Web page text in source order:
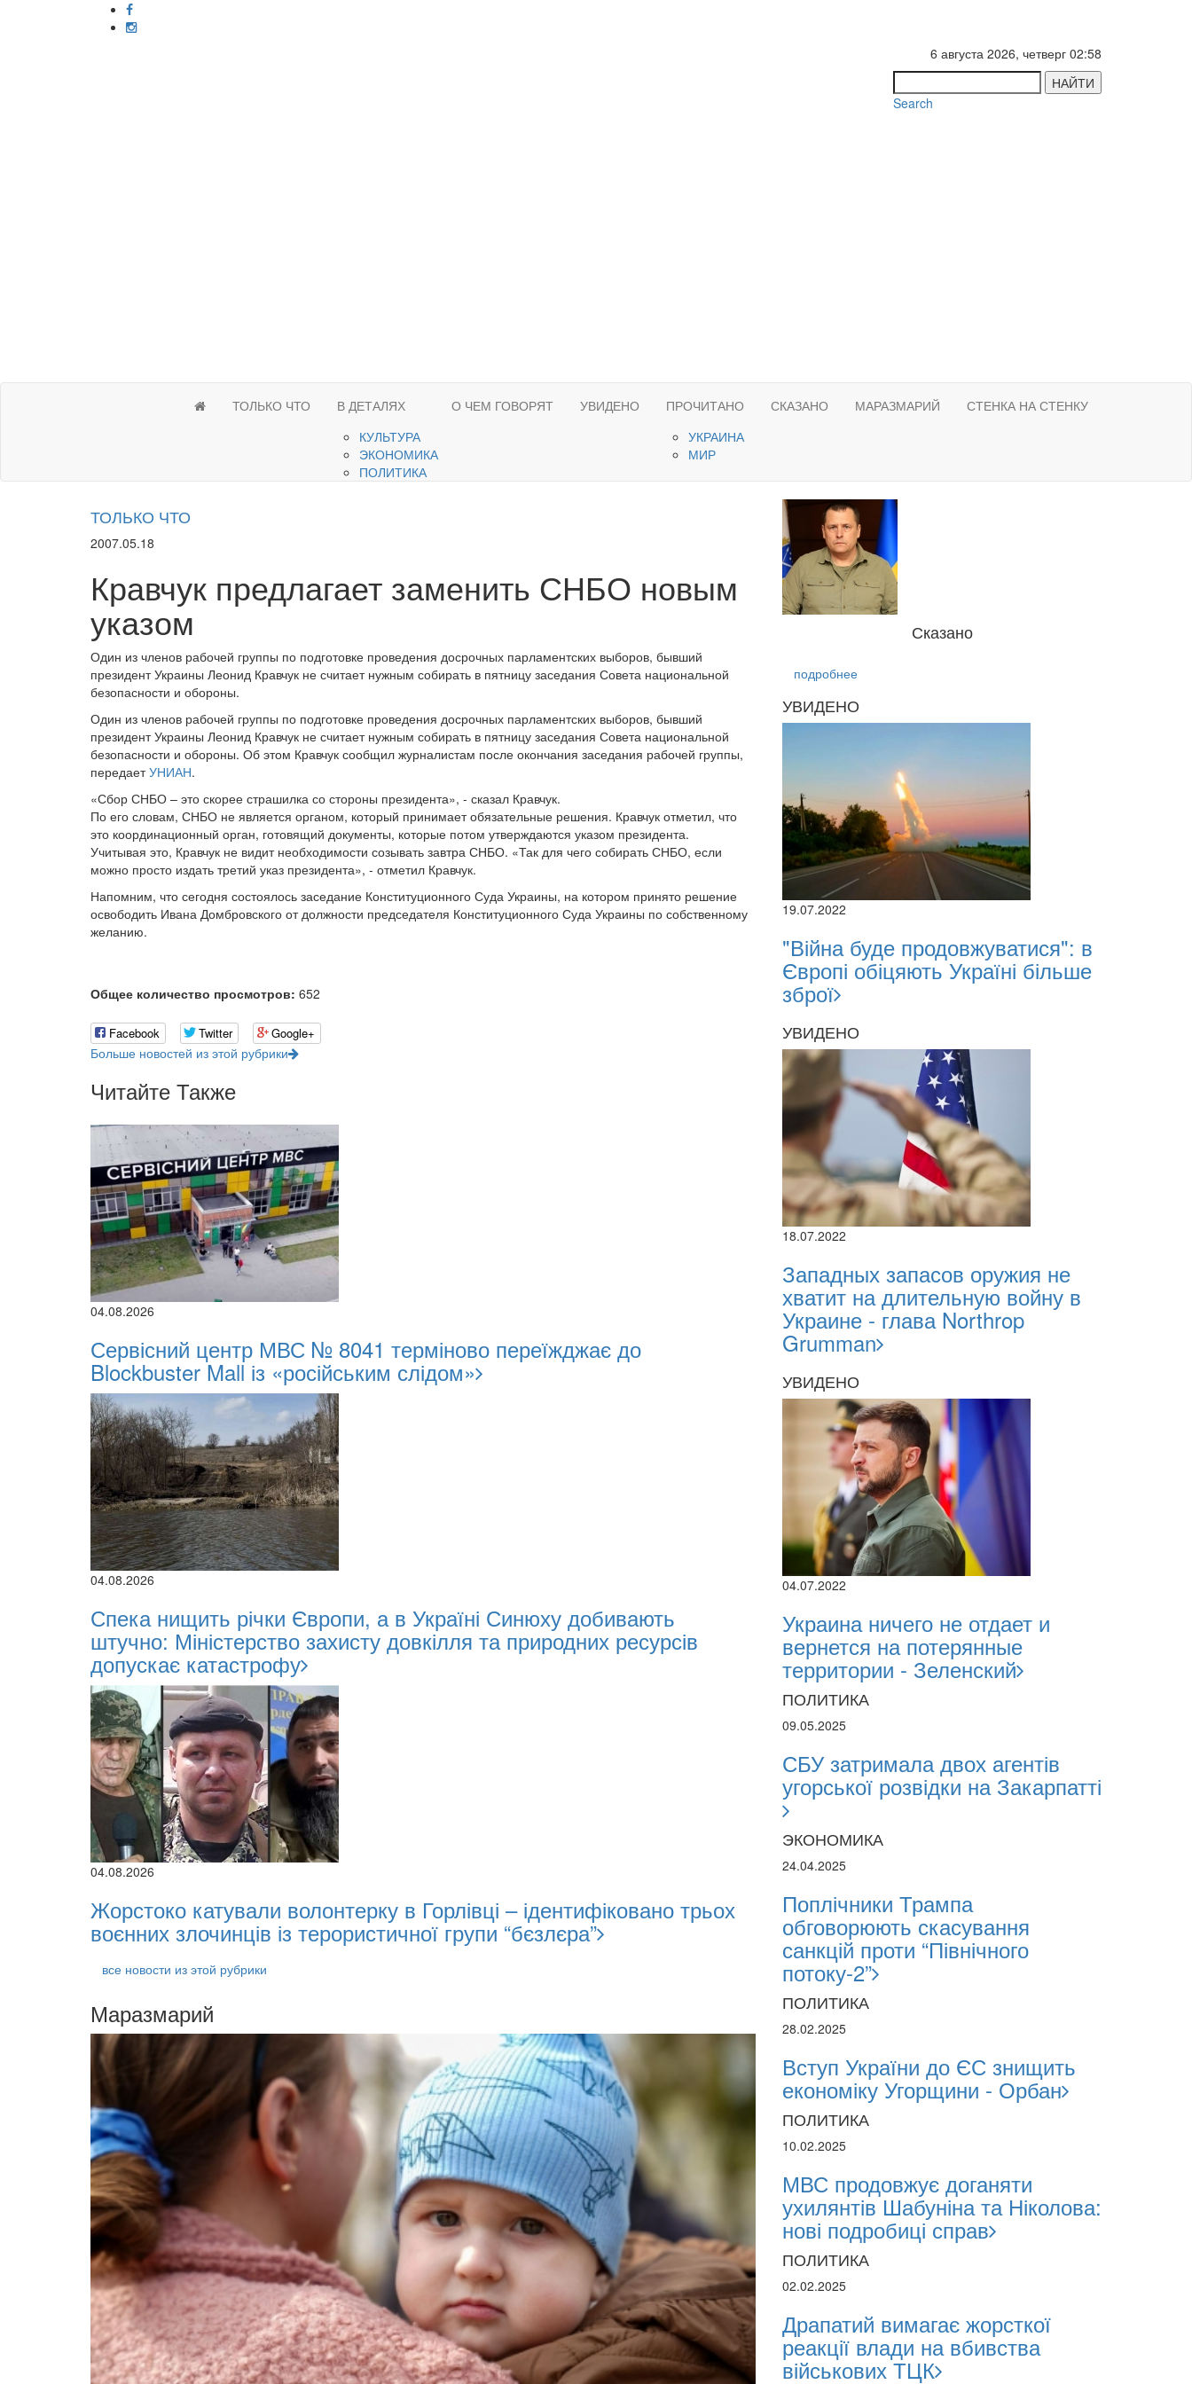
6 августа 2026, четверг 02:58
НАЙТИ
Search
ТОЛЬКО ЧТО
В ДЕТАЛЯХ
КУЛЬТУРА
ЭКОНОМИКА
ПОЛИТИКА
О ЧЕМ ГОВОРЯТ УВИДЕНО
ПРОЧИТАНО
УКРАИНА
МИР
СКАЗАНО МАРАЗМАРИЙ СТЕНКА НА СТЕНКУ
ТОЛЬКО ЧТО
2007.05.18
Кравчук предлагает заменить СНБО новым
указом
Один из членов рабочей группы по подготовке проведения досрочных парламентских выборов, бывший
президент Украины Леонид Кравчук не считает нужным собирать в пятницу заседания Совета национальной
безопасности и обороны.
Один из членов рабочей группы по подготовке проведения досрочных парламентских выборов, бывший
президент Украины Леонид Кравчук не считает нужным собирать в пятницу заседания Совета национальной
безопасности и обороны. Об этом Кравчук сообщил журналистам после окончания заседания рабочей группы,
передаетУНИАН.
«Сбор СНБО – это скорее страшилка со стороны президента», - сказал Кравчук.
По его словам, СНБО не является органом, который принимает обязательные решения. Кравчук отметил, что
это координационный орган, готовящий документы, которые потом утверждаются указом президента.
Учитывая это, Кравчук не видит необходимости созывать завтра СНБО. «Так для чего собирать СНБО, если
можно просто издать третий указ президента», - отметил Кравчук.
Напомним, что сегодня состоялось заседание Конституционного Суда Украины, на котором принято решение
освободить Ивана Домбровского от должности председателя Конституционного Суда Украины по собственному
желанию.
Общее количество просмотров: 652
Facebook Twitter Google+
Больше новостей из этой рубрики
Читайте Также
04.08.2026
Сервісний центр МВС № 8041 терміново переїжджає до
Blockbuster Mall із «російським слідом»
04.08.2026
Спека нищить річки Європи, а в Україні Синюху добивають
штучно: Міністерство захисту довкілля та природних ресурсів
допускає катастрофу
04.08.2026
Жорстоко катували волонтерку в Горлівці – ідентифіковано трьох
воєнних злочинців із терористичної групи “бєзлєра”
все новости из этой рубрики
Маразмарий
Сказано
подробнее
УВИДЕНО
19.07.2022
"Війна буде продовжуватися": в
Європі обіцяють Україні більше
зброї
УВИДЕНО
18.07.2022
Западных запасов оружия не
хватит на длительную войну в
Украине - глава Northrop
Grumman
УВИДЕНО
04.07.2022
Украина ничего не отдает и
вернется на потерянные
территории - Зеленский
ПОЛИТИКА
09.05.2025
СБУ затримала двох агентів
угорської розвідки на Закарпатті
ЭКОНОМИКА
24.04.2025
Поплічники Трампа
обговорюють скасування
санкцій проти “Північного
потоку-2”
ПОЛИТИКА
28.02.2025
Вступ України до ЄС знищить
економіку Угорщини - Орбан
ПОЛИТИКА
10.02.2025
МВС продовжує доганяти
ухилянтів Шабуніна та Ніколова:
нові подробиці справ
ПОЛИТИКА
02.02.2025
Драпатий вимагає жорсткої
реакції влади на вбивства
військових ТЦК